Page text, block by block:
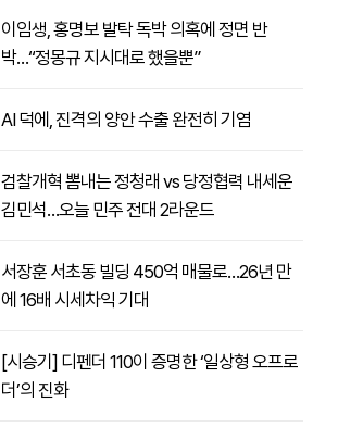
이임생, 홍명보 발탁 독박 의혹에 정면 반
박…“정몽규 지시대로 했을뿐”
AI 덕에, 진격의 양안 수출 완전히 기염
검찰개혁 뽐내는 정청래 vs 당정협력 내세운
김민석…오늘 민주 전대 2라운드
서장훈 서초동 빌딩 450억 매물로…26년 만
에 16배 시세차익 기대
[시승기] 디펜더 110이 증명한 ‘일상형 오프로
더’의 진화